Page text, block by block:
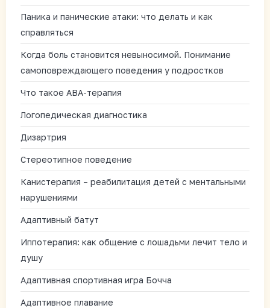
Паника и панические атаки: что делать и как
справляться
Когда боль становится невыносимой. Понимание
самоповреждающего поведения у подростков
Что такое АВА-терапия
Логопедическая диагностика
Дизартрия
Стереотипное поведение
Канистерапия – реабилитация детей с ментальными
нарушениями
Адаптивный батут
Иппотерапия: как общение с лошадьми лечит тело и
душу
Адаптивная спортивная игра Бочча
Адаптивное плавание